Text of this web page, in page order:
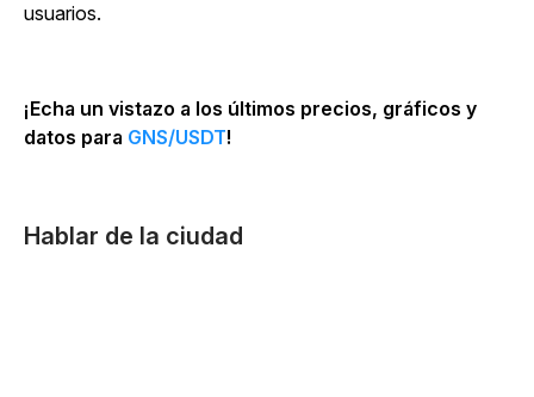
usuarios.
¡Echa un vistazo a los últimos precios, gráficos y
datos para GNS/USDT!
Hablar de la ciudad